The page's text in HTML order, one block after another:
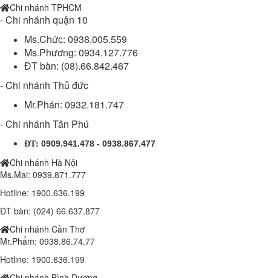
Chi nhánh TPHCM
-Chi nhánh quận 10
Ms.Chức: 0938.005.559
Ms.Phương: 0934.127.776
ĐT bàn: (08).66.842.467
- Chi nhánh Thủ đức
Mr.Phán: 0932.181.747
- Chi nhánh Tân Phú
ĐT: 0909.941.478 - 0938.867.477
Chi nhánh Hà Nội
Ms.Mai: 0939.871.777
Hotline: 1900.636.199
ĐT bàn: (024) 66.637.877
Chi nhánh Cần Thơ
Mr.Phẩm: 0938.86.74.77
Hotline: 1900.636.199